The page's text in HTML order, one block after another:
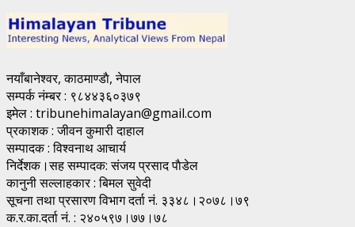
नयाँबानेश्वर, काठमाण्डाै, नेपाल
सम्पर्क नंम्बर : ९८४४३६०३७९
इमेल : tribunehimalayan@gmail.com
प्रकाशक : जीवन कुमारी दाहाल
सम्पादक : विश्वनाथ आचार्य
निर्देशक।सह सम्पादक: संजय प्रसाद पाैडेल
कानुनी सल्लाहकार : बिमल सुवेदी
सूचना तथा प्रसारण विभाग दर्ता नं. ३३४८।२०७८।७९
क.र.का.दर्ता नं. : २४०५९७।७७।७८